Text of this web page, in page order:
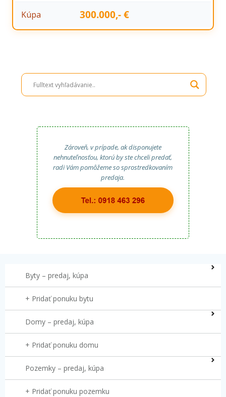
Kúpa 300.000,- €
Zároveň, v prípade, ak disponujete
nehnuteľnosťou, ktorú by ste chceli predať,
radi Vám pomôžeme so sprostredkovaním
predaja.
Byty – predaj, kúpa
+ Pridať ponuku bytu
Domy – predaj, kúpa
+ Pridať ponuku domu
Pozemky – predaj, kúpa
+ Pridať ponuku pozemku